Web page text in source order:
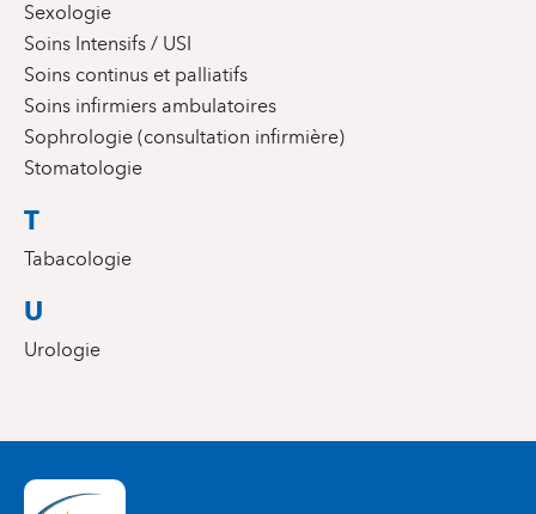
Sexologie
Soins Intensifs / USI
Soins continus et palliatifs
Soins infirmiers ambulatoires
Sophrologie (consultation infirmière)
Stomatologie
T
Tabacologie
U
Urologie